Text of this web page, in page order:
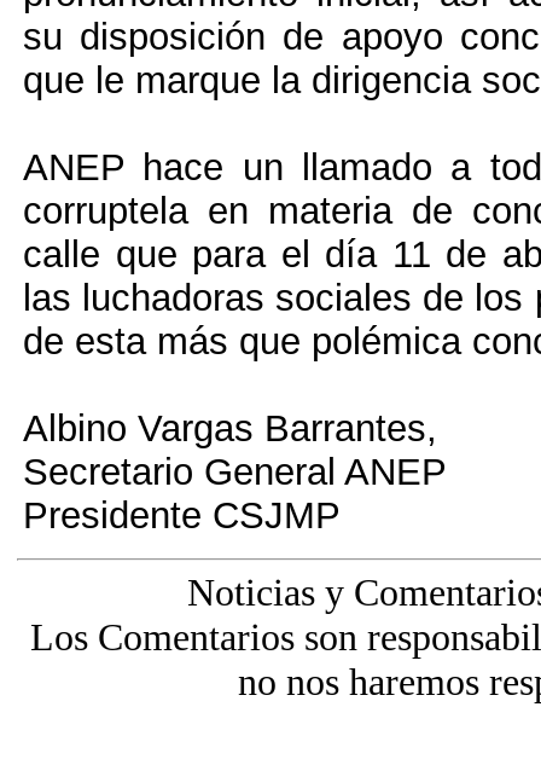
su disposición de apoyo
que le marque la dirigencia
ANEP hace un llamado a
corruptela en materia de
calle que para el día 11 de
las luchadoras sociales de
de esta más que polémica
Albino Vargas Barrantes,
Secretario General ANEP
Presidente CSJMP
Noticias y
Los Comentarios son
no nos haremos